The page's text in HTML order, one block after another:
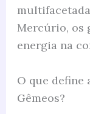
Mercúrio, os
energia na
O que define
Gêmeos?